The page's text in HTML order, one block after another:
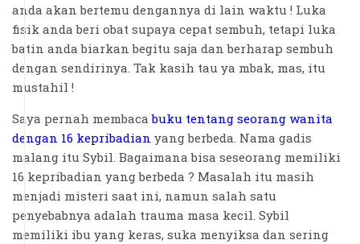
anda akan bertemu dengannya di lain waktu ! Luka
fisik anda beri obat supaya cepat sembuh, tetapi luka
batin anda biarkan begitu saja dan berharap sembuh
dengan sendirinya. Tak kasih tau ya mbak, mas, itu
mustahil !
Saya pernah membacabuku tentang seorang wanita
dengan 16 kepribadian yang berbeda. Nama gadis
malang itu Sybil. Bagaimana bisa seseorang memiliki
16 kepribadian yang berbeda ? Masalah itu masih
menjadi misteri saat ini, namun salah satu
penyebabnya adalah trauma masa kecil. Sybil
memiliki ibu yang keras, suka menyiksa dan sering